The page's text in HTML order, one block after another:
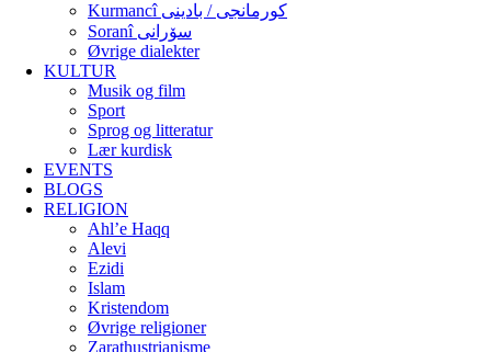
Kurmancî کورمانجی / بادینی
Soranî سۆرانی
Øvrige dialekter
KULTUR
Musik og film
Sport
Sprog og litteratur
Lær kurdisk
EVENTS
BLOGS
RELIGION
Ahl’e Haqq
Alevi
Ezidi
Islam
Kristendom
Øvrige religioner
Zarathustrianisme